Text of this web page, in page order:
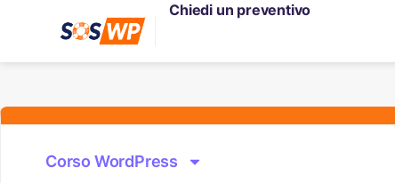
Chiedi un preventivo
Corso WordPress